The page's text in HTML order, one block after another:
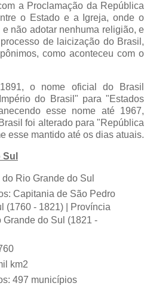
a Proclamação da República
o Estado e a Igreja, onde o
não adotar nenhuma religião, e
de laicização do Brasil,
como aconteceu com o
o nome oficial do Brasil
do Brasil" para "Estados
esse nome até 1967,
foi alterado para "República
esse mantido até os dias atuais.
Rio Grande do Sul
Capitania de São Pedro
(1760 - 1821) | Província
do Sul (1821 -
km2
497 municípios